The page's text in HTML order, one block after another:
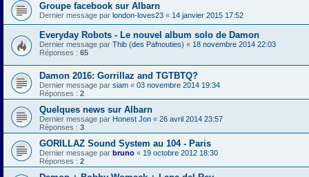
Groupe facebook sur Albarn
Dernier message par london-loves23 « 14 janvier 2015 17:52
Everyday Robots - Le nouvel album solo de Damon
Dernier message par Thib (des Pafnouties) « 18 novembre 2014 22:03
Réponses : 65
Damon 2016: Gorrillaz and TGTBTQ?
Dernier message par siam « 03 novembre 2014 19:34
Réponses : 2
Quelques news sur Albarn
Dernier message par Honest Jon « 26 avril 2014 23:57
Réponses : 3
GORILLAZ Sound System au 104 - Paris
Dernier message par bruno « 19 octobre 2012 18:30
Réponses : 2